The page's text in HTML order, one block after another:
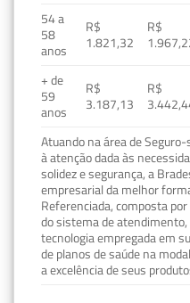
54 a
58
anos
R$
1.821,32
R$
+ de
59
anos
R$
3.187,13
R$
Atuando na área de
à atenção dada às
solidez e segurança, a
empresarial da melhor
Referenciada, composta
do sistema de
tecnologia empregada em
de planos de saúde na
a excelência de seus